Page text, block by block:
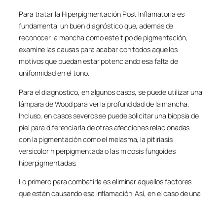
Para tratar la Hiperpigmentación Post Inflamatoria es
fundamental un buen diagnóstico que, además de
reconocer la mancha como este tipo de pigmentación,
examine las causas para acabar con todos aquellos
motivos que puedan estar potenciando esa falta de
uniformidad en el tono.
Para el diagnóstico, en algunos casos, se puede utilizar una
lámpara de Wood para ver la profundidad de la mancha.
Incluso, en casos severos se puede solicitar una biopsia de
piel para diferenciarla de otras afecciones relacionadas
con la pigmentación como el melasma, la pitiriasis
versicolor hiperpigmentada o las micosis fungoides
hiperpigmentadas.
Lo primero para combatirla es eliminar aquellos factores
que están causando esa inflamación. Así, en el caso de una